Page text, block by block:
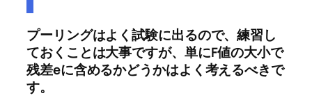
プーリングはよく試験に出るので、練習し
ておくことは大事ですが、単にF値の大小で
残差eに含めるかどうかはよく考えるべきで
す。